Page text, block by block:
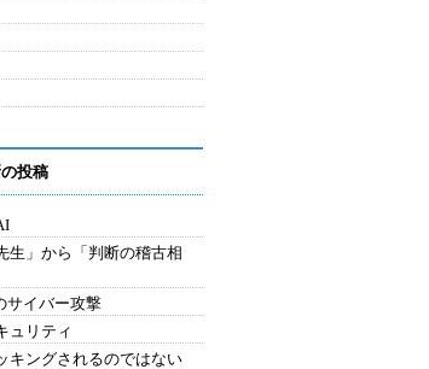
投稿
生」から「判断の稽古相
サイバー攻撃
ュリティ
キングされるのではない